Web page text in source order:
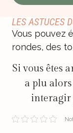
LES ASTUCES
Vous pouvez
rondes, des
Si vous êtes
a plu alors
interagir